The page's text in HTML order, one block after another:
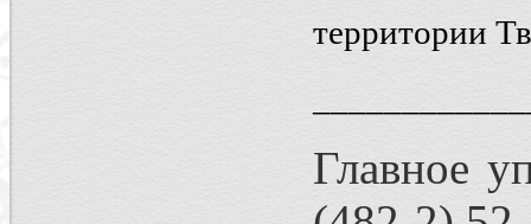
территории
Главное